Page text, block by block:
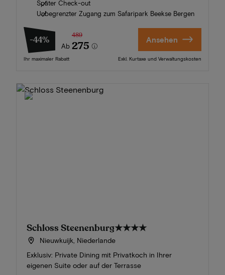
Später Check-out
Unbegrenzter Zugang zum Safaripark Beekse Bergen
-44%
Ab
489
275
Ihr maximaler Rabatt
Ansehen
Exkl. Kurtaxe und Verwaltungskosten
Schloss Steenenburg★★★★
Nieuwkuijk, Niederlande
Exklusiv: Private Dining mit Privatkoch in Ihrer
eigenen Suite oder auf der Terrasse